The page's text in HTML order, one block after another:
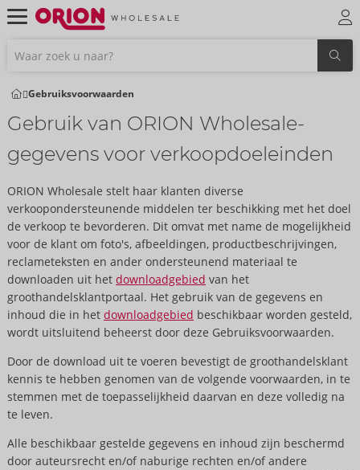
Gebruiksvoorwaarden
Gebruik van ORION Wholesale-
gegevens voor verkoopdoeleinden
ORION Wholesale stelt haar klanten diverse
verkoopondersteunende middelen ter beschikking met het doel
de verkoop te bevorderen. Dit omvat met name de mogelijkheid
voor de klant om foto's, afbeeldingen, productbeschrijvingen,
reclameteksten en ander ondersteunend materiaal te
downloaden uit het downloadgebied van het
groothandelsklantportaal. Het gebruik van de gegevens en
inhoud die in het downloadgebied beschikbaar worden gesteld,
wordt uitsluitend beheerst door deze Gebruiksvoorwaarden.
Door de download uit te voeren bevestigt de groothandelsklant
kennis te hebben genomen van de volgende voorwaarden, in te
stemmen met de toepasselijkheid daarvan en deze volledig na
te leven.
Alle beschikbaar gestelde gegevens en inhoud zijn beschermd
door auteursrecht en/of naburige rechten en/of andere